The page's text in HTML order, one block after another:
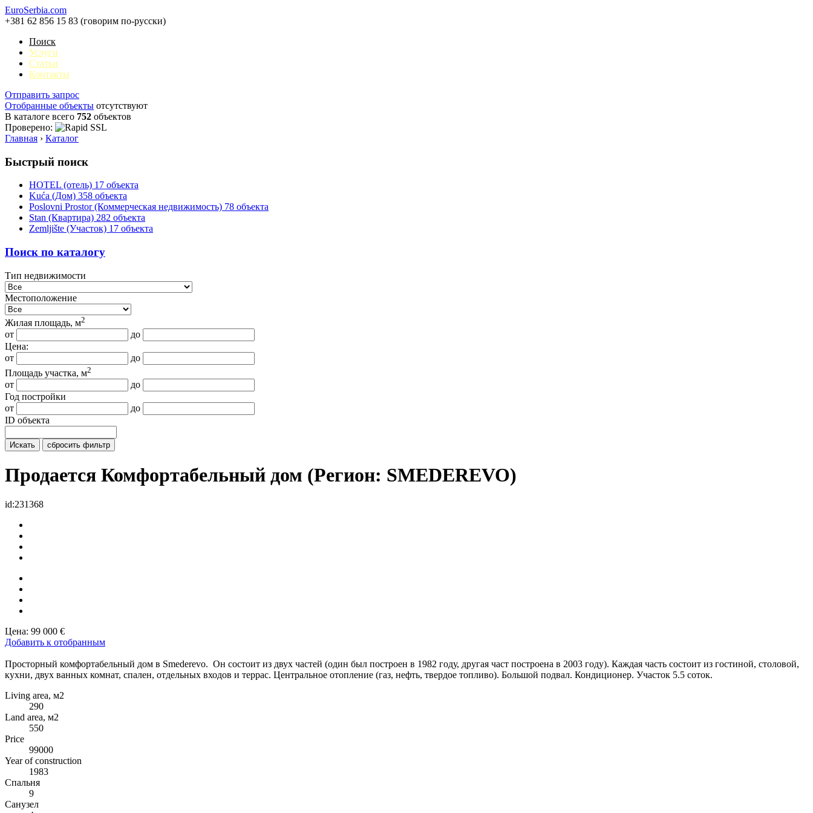
EuroSerbia.com
+381 62 856 15 83 (говорим по-русски)
Поиск
Услуги
Статьи
Контакты
Отправить запрос
Отобранные объекты отсутствуют
В каталоге всего 752 объектов
Проверено:
Главная › Каталог
Быстрый поиск
HOTEL (отель) 17 объекта
Kuća (Дом) 358 объекта
Poslovni Prostor (Коммерческая недвижимость) 78 объекта
Stan (Квартира) 282 объекта
Zemljište (Участок) 17 объекта
Поиск по каталогу
Тип недвижимости
Местоположение
Жилая площадь, м2
от
до
Цена:
от
до
Площадь участка, м2
от
до
Год постройки
от
до
ID объекта
Искать сбросить фильтр
Продается Комфортабельный дом (Регион: SMEDEREVO)
id:231368
Цена: 99 000 €
Добавить к отобранным
Просторный комфортабельный дом в Smederevo. Он состоит из двух частей (один был построен в 1982 году, другая част построена в 2003 году). Каждая часть состоит из гостиной, столовой,
кухни, двух ванных комнат, спален, отдельных входов и террас. Центральное отопление (газ, нефть, твердое топливо). Большой подвал. Кондиционер. Участок 5.5 соток.
Living area, м2
290
Land area, м2
550
Price
99000
Year of construction
1983
Спальня
9
Санузел